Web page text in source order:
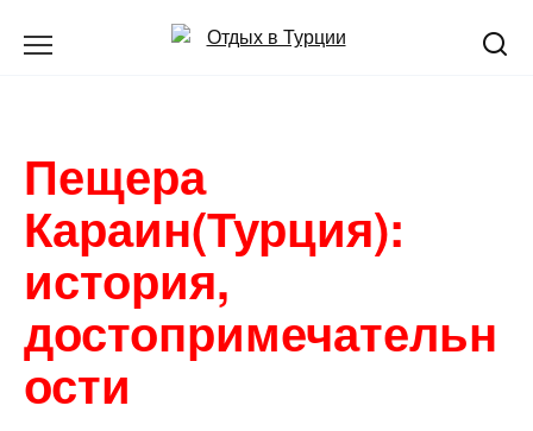
Пещера
Караин(Турция):
история,
достопримечательн
ости